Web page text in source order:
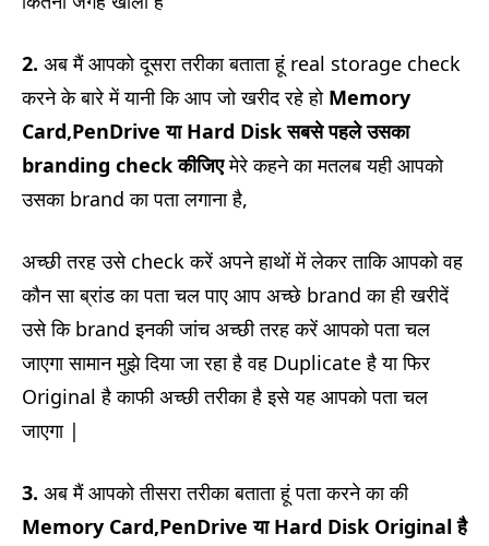
2. अब मैं आपको दूसरा तरीका बताता हूं real storage check
करने के बारे में यानी कि आप जो खरीद रहे हो Memory
Card,PenDrive या Hard Disk सबसे पहले उसका
branding check कीजिएमेरे कहने का मतलब यही आपको
उसका brand का पता लगाना है,
अच्छी तरह उसे check करें अपने हाथों में लेकर ताकि आपको वह
कौन सा ब्रांड का पता चल पाए आप अच्छे brand का ही खरीदें
उसे कि brand इनकी जांच अच्छी तरह करें आपको पता चल
जाएगा सामान मुझे दिया जा रहा है वह Duplicate है या फिर
Original है काफी अच्छी तरीका है इसे यह आपको पता चल
जाएगा |
3. अब मैं आपको तीसरा तरीका बताता हूं पता करने का की
Memory Card,PenDrive या Hard Disk Original है